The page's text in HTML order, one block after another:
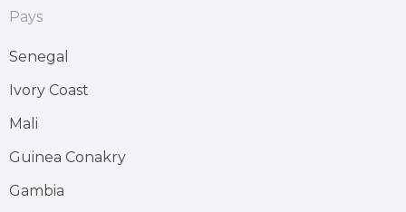
Pays
Senegal
Ivory Coast
Mali
Guinea Conakry
Gambia